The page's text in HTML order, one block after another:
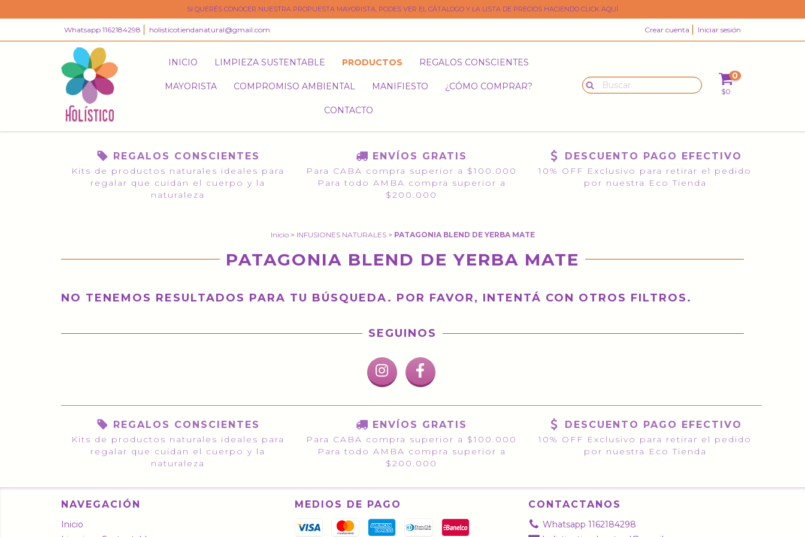
SI QUERÉS CONOCER NUESTRA PROPUESTA MAYORISTA, PODES VER EL CÁTALOGO Y LA LISTA DE PRECIOS HACIENDO CLICK AQUÍ
Whatsapp 1162184298 holisticotiendanatural@gmail.com Crear cuenta Iniciar sesión
INICIO LIMPIEZA SUSTENTABLE PRODUCTOS REGALOS CONSCIENTES
MAYORISTA COMPROMISO AMBIENTAL MANIFIESTO ¿CÓMO COMPRAR?
CONTACTO
0
$0
REGALOS CONSCIENTES
Kits de productos naturales ideales para
regalar que cuidan el cuerpo y la
naturaleza
ENVÍOS GRATIS
Para CABA compra superior a $100.000
Para todo AMBA compra superior a
$200.000
DESCUENTO PAGO EFECTIVO
10% OFF Exclusivo para retirar el pedido
por nuestra Eco Tienda
Inicio > INFUSIONES NATURALES > PATAGONIA BLEND DE YERBA MATE
PATAGONIA BLEND DE YERBA MATE
NO TENEMOS RESULTADOS PARA TU BÚSQUEDA. POR FAVOR, INTENTÁ CON OTROS FILTROS.
SEGUINOS
REGALOS CONSCIENTES
Kits de productos naturales ideales para
regalar que cuidan el cuerpo y la
naturaleza
ENVÍOS GRATIS
Para CABA compra superior a $100.000
Para todo AMBA compra superior a
$200.000
DESCUENTO PAGO EFECTIVO
10% OFF Exclusivo para retirar el pedido
por nuestra Eco Tienda
NAVEGACIÓN
Inicio
MEDIOS DE PAGO CONTACTANOS
Whatsapp 1162184298